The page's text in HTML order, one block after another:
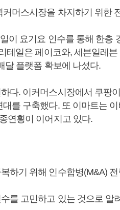
머스시장을 차지하기 위한
이 요기요 인수를 통해 한층
테일은 페이코와, 세븐일레
달 플랫폼 확보에 나섰다.
다. 이커머스시장에서 쿠팡
를 구축했다. 또 이마트는
연횡이 이어지고 있다.
하기 위해 인수합병(M&A)
를 고민하고 있는 것으로 알